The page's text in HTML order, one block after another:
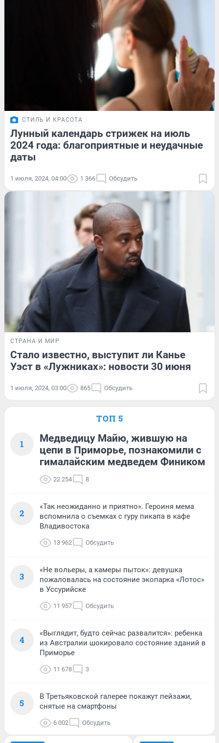
СТИЛЬ И КРАСОТА
Лунный календарь стрижек на июль
2024 года: благоприятные и неудачные
даты
1 июля, 2024, 04:00 1 366 Обсудить
СТРАНА И МИР
Стало известно, выступит ли Канье
Уэст в «Лужниках»: новости 30 июня
1 июля, 2024, 03:00 865 Обсудить
ТОП 5
1
Медведицу Майю, жившую на
цепи в Приморье, познакомили с
гималайским медведем Фиником
22 254 8
2
«Так неожиданно и приятно». Героиня мема
вспомнила о съемках с гуру пикапа в кафе
Владивостока
13 962 Обсудить
3
«Не вольеры, а камеры пыток»: девушка
пожаловалась на состояние экопарка «Лотос»
в Уссурийске
11 957 Обсудить
4
«Выглядит, будто сейчас развалится»: ребенка
из Австралии шокировало состояние зданий в
Приморье
11 678 3
5
В Третьяковской галерее покажут пейзажи,
снятые на смартфоны
6 002 Обсудить